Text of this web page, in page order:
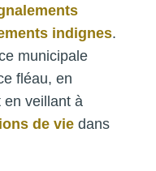
indignes.
municipale
fléau, en
en veillant à
de vie dans